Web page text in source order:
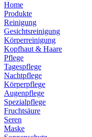
Home
Produkte
Reinigung
Gesichtsreinigung
Körperreinigung
Kopfhaut & Haare
Pflege
Tagespflege
Nachtpflege
Körperpflege
Augenpflege
Spezialpflege
Fruchtsäure
Seren
Maske